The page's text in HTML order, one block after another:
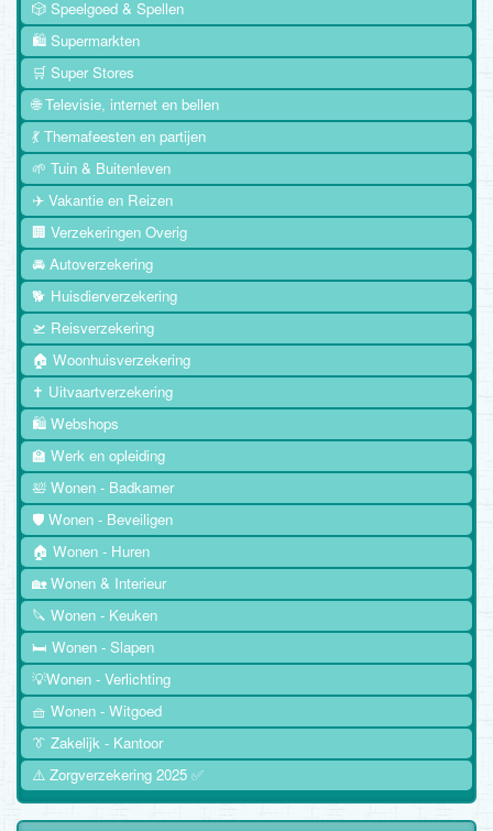
🎲 Speelgoed & Spellen
🛍️ Supermarkten
🛒 Super Stores
🌐 Televisie, internet en bellen
💃 Themafeesten en partijen
🌱 Tuin & Buitenleven
✈️ Vakantie en Reizen
🏢 Verzekeringen Overig
🚘 Autoverzekering
🐕 Huisdierverzekering
🛫 Reisverzekering
🏠 Woonhuisverzekering
✝️ Uitvaartverzekering
🛍️ Webshops
🏫 Werk en opleiding
🛀 Wonen - Badkamer
🛡️ Wonen - Beveiligen
🏠 Wonen - Huren
🏡 Wonen & Interieur
🔪 Wonen - Keuken
🛏️ Wonen - Slapen
💡Wonen - Verlichting
🧺 Wonen - Witgoed
👔 Zakelijk - Kantoor
⚠️ Zorgverzekering 2025 ✅